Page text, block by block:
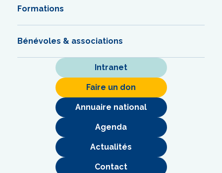
Formations
Bénévoles & associations
Intranet
Faire un don
Annuaire national
Agenda
Actualités
Contact